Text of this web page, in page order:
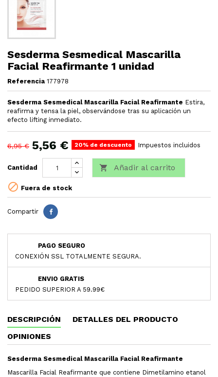
Sesderma Sesmedical Mascarilla
Facial Reafirmante 1 unidad
Referencia 177978
Sesderma Sesmedical Mascarilla Facial Reafirmante Estira,
reafirma y tensa la piel, observándose tras su aplicación un
efecto lifting inmediato.
6,95 € 5,56 € 20% de descuento Impuestos incluidos
Cantidad  Añadir al carrito
 Fuera de stock
Compartir
PAGO SEGURO
CONEXIÓN SSL TOTALMENTE SEGURA.
ENVIO GRATIS
PEDIDO SUPERIOR A 59.99€
DESCRIPCIÓN
DETALLES DEL PRODUCTO
OPINIONES
Sesderma Sesmedical Mascarilla Facial Reafirmante
Mascarilla Facial Reafirmante que contiene Dimetilamino etanol